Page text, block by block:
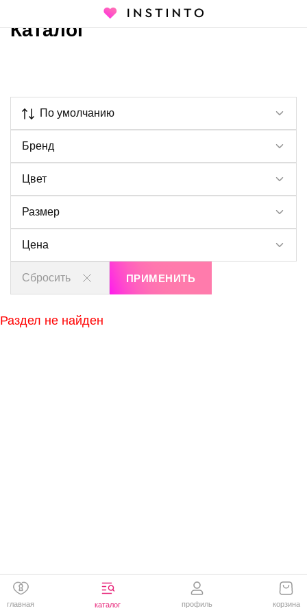
Каталог
Каталог
По умолчанию
Бренд
Цвет
Размер
Цена
Сбросить ПРИМЕНИТЬ
Раздел не найден
главная каталог профиль корзина